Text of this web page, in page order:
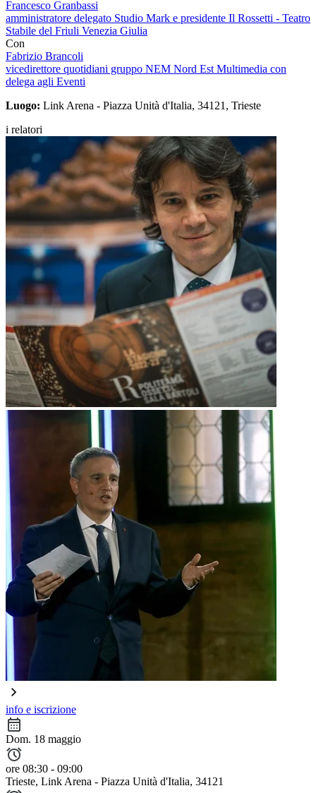
Francesco Granbassi
amministratore delegato Studio Mark e presidente Il Rossetti - Teatro
Stabile del Friuli Venezia Giulia
Con
Fabrizio Brancoli
vicedirettore quotidiani gruppo NEM Nord Est Multimedia con
delega agli Eventi
Luogo: Link Arena - Piazza Unità d'Italia, 34121, Trieste
i relatori
info e iscrizione
Dom. 18 maggio
ore 08:30 - 09:00
Trieste, Link Arena - Piazza Unità d'Italia, 34121